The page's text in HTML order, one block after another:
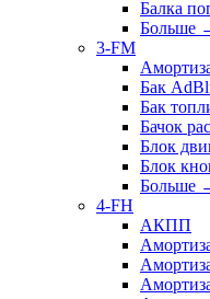
Балка
Больше
3-FM
Бак
Бак
Бачок
Блок
Блок
Больше
4-FH
АКПП